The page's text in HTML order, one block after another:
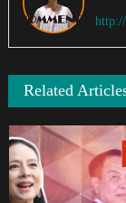
Related